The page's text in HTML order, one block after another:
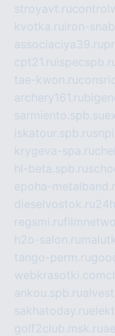
stroyavt.ru
kvotka.ru iron-
associaciya39.ru
cpt21.ru
tae-kwon.ru
archery161.ru
sarmiento.spb.su
iskatour.spb.ru
krygeva-spa.ru
hl-beta.spb.ru
epoha-
dieselvostok.ru
regsmi.ru
h2o-salon.ru
tango-perm.ru
webkrasotki.com
ankou.spb.ru
sakhatoday.ru
golf2club.msk.ru